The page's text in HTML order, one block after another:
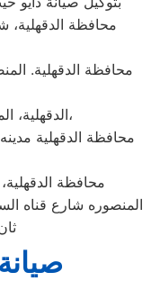
الدقهلية، المنصورة (قسم 2)، ، المنصورة،
محافظة الدقهلية،